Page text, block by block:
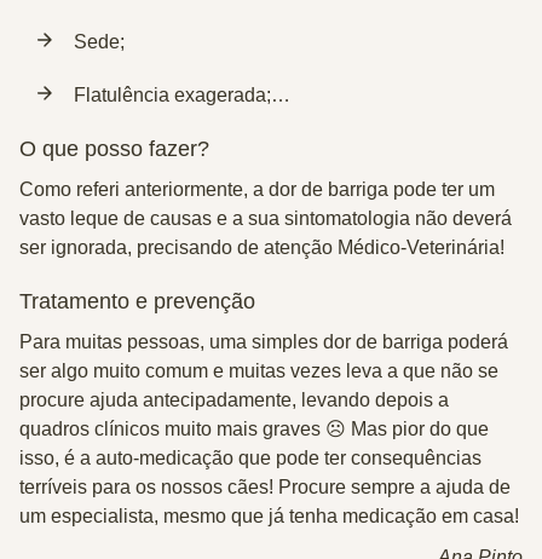
Sede;
Flatulência exagerada;…
O que posso fazer?
Como referi anteriormente, a dor de barriga pode ter um
vasto leque de causas e a sua sintomatologia não deverá
ser ignorada, precisando de atenção Médico-Veterinária!
Tratamento e prevenção
Para muitas pessoas, uma simples dor de barriga poderá
ser algo muito comum e muitas vezes leva a que não se
procure ajuda antecipadamente, levando depois a
quadros clínicos muito mais graves ☹ Mas pior do que
isso, é a auto-medicação que pode ter consequências
terríveis para os nossos cães! Procure sempre a ajuda de
um especialista, mesmo que já tenha medicação em casa!